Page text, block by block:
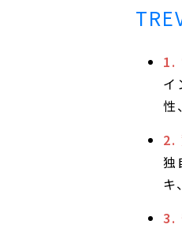
1.
イ
性
2.
独
キ
3.